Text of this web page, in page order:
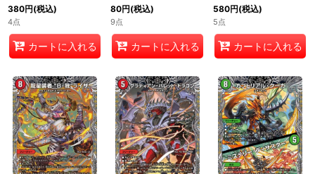
380円(税込)
4点
カートに入れる
80円(税込)
9点
カートに入れる
580円(税込)
5点
カートに入れる